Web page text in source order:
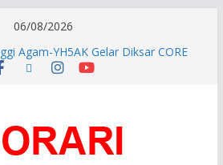
06/08/2026
Agam-YH5AK Gelar Diksar CORE
Bencana Tahap ke II
(YC5NNF) Resmi Pimpin ORARI
2026–2029, Dikukuhkan Langsung
Riau